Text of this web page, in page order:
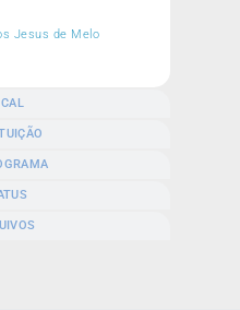
Jesus de Melo